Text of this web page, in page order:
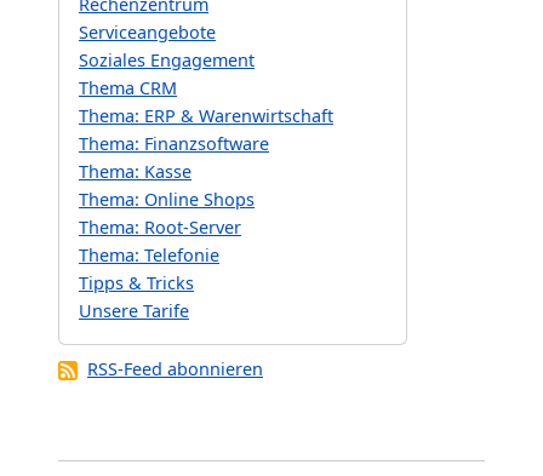
Serviceangebote
Soziales Engagement
Thema CRM
Thema: ERP & Warenwirtschaft
Thema: Finanzsoftware
Thema: Kasse
Thema: Online Shops
Thema: Root-Server
Thema: Telefonie
Tipps & Tricks
Unsere Tarife
RSS-Feed abonnieren